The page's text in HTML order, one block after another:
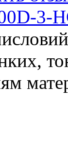
3-